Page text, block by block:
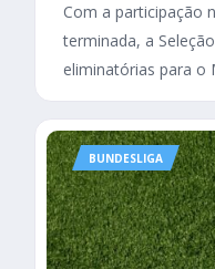
Com a participação
terminada, a
eliminatórias para o
BUNDESLIGA